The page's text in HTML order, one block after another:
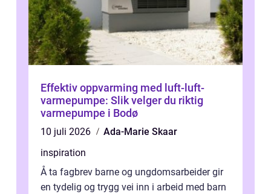
Effektiv oppvarming med luft-luft-
varmepumpe: Slik velger du riktig
varmepumpe i Bodø
10 juli 2026
Ada-Marie Skaar
inspiration
Å ta fagbrev barne og ungdomsarbeider gir
en tydelig og trygg vei inn i arbeid med barn